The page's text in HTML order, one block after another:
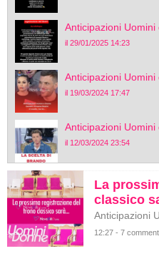
Anticipazioni Uomini
il 29/01/2025 14:23
Anticipazioni Uomini
il 19/03/2024 17:47
Anticipazioni
il 12/03/2024 23:54
La
classico
Anticipazioni
12:27 - 7